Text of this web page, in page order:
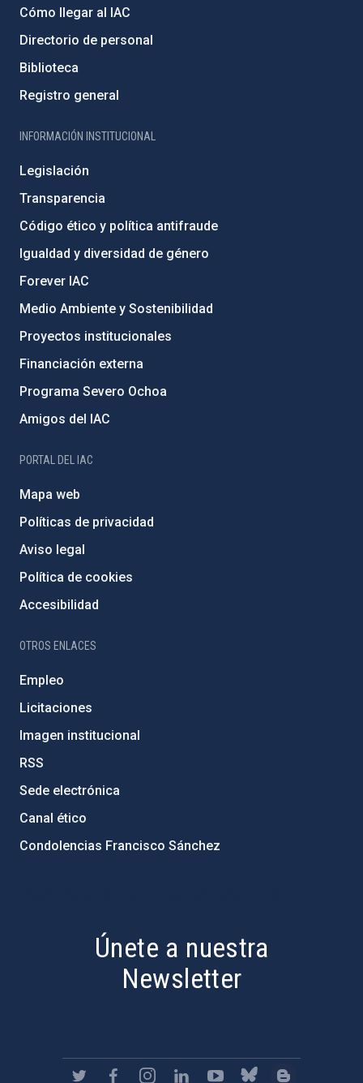
Cómo llegar al IAC
Directorio de personal
Biblioteca
Registro general
INFORMACIÓN INSTITUCIONAL
Legislación
Transparencia
Código ético y política antifraude
Igualdad y diversidad de género
Forever IAC
Medio Ambiente y Sostenibilidad
Proyectos institucionales
Financiación externa
Programa Severo Ochoa
Amigos del IAC
PORTAL DEL IAC
Mapa web
Políticas de privacidad
Aviso legal
Política de cookies
Accesibilidad
OTROS ENLACES
Empleo
Licitaciones
Imagen institucional
RSS
Sede electrónica
Canal ético
Condolencias Francisco Sánchez
Únete a nuestra
Newsletter